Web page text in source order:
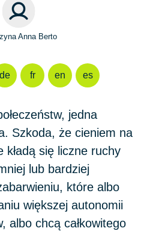
Anna Berto
de fr en es
jedna
Szkoda, że cieniem na
kładą się liczne ruchy
lub bardziej
które albo
większej autonomii
albo chcą całkowitego